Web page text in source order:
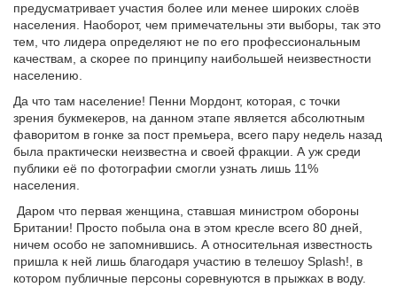
предусматривает участия более или менее широких слоёв
населения. Наоборот, чем примечательны эти выборы, так это
тем, что лидера определяют не по его профессиональным
качествам, а скорее по принципу наибольшей неизвестности
населению.
Да что там население! Пенни Мордонт, которая, с точки
зрения букмекеров, на данном этапе является абсолютным
фаворитом в гонке за пост премьера, всего пару недель назад
была практически неизвестна и своей фракции. А уж среди
публики её по фотографии смогли узнать лишь 11%
населения.
Даром что первая женщина, ставшая министром обороны
Британии! Просто побыла она в этом кресле всего 80 дней,
ничем особо не запомнившись. А относительная известность
пришла к ней лишь благодаря участию в телешоу Splash!, в
котором публичные персоны соревнуются в прыжках в воду.